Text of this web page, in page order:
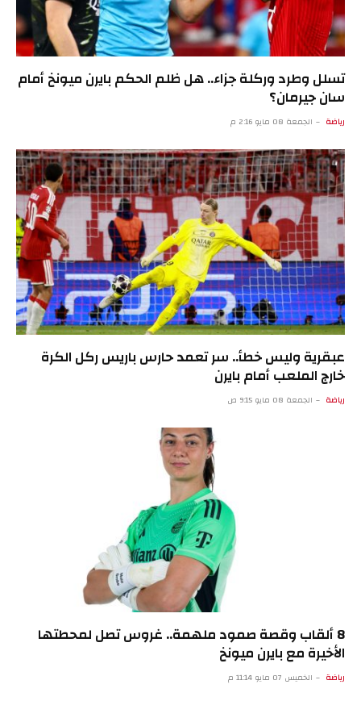
تسلل وطرد وركلة جزاء.. هل ظلم الحكم بايرن ميونخ أمام
سان جيرمان؟
رياضة الجمعة 08 مايو 2:16 م
عبقرية وليس خطأ.. سر تعمد حارس باريس ركل الكرة
خارج الملعب أمام بايرن
رياضة الجمعة 08 مايو 9:15 ص
8 ألقاب وقصة صمود ملهمة.. غروس تصل لمحطتها
الأخيرة مع بايرن ميونخ
رياضة الخميس 07 مايو 11:14 م